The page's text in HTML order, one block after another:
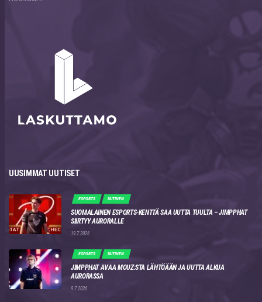
UUSIMMAT UUTISET
ESPORTS UUTINEN
SUOMALAINEN ESPORTS-KENTTÄ SAA UUTTA TUULTA – JIMPPHAT
SIIRTYY AURORALLE
19.7.2026
ESPORTS UUTINEN
JIMPPHAT AVAA MOUZ:STA LÄHTÖÄÄN JA UUTTA ALKUA
AURORASSA
9.7.2026